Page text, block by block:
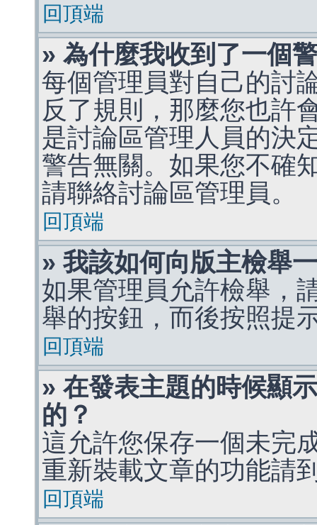
回頂端
» 為什麼我收到了一個
每個管理員對自己的討
反了規則，那麼您也許
是討論區管理人員的決
警告無關。如果您不確
請聯絡討論區管理員。
回頂端
» 我該如何向版主檢舉
如果管理員允許檢舉，
舉的按鈕，而後按照提
回頂端
» 在發表主題的時候顯
的？
這允許您保存一個未完
重新裝載文章的功能請
回頂端